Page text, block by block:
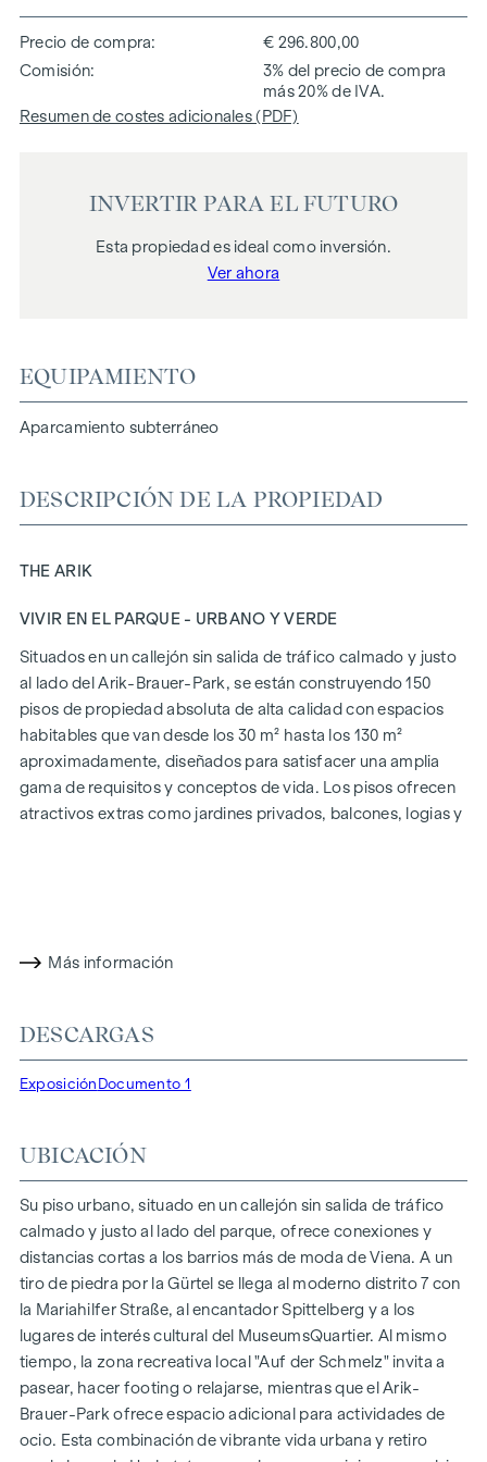
Precio de compra
€ 296.800,00
Comisión
3% del precio de compra
más 20% de IVA.
Resumen de costes adicionales (PDF)
INVERTIR PARA EL FUTURO
Esta propiedad es ideal como inversión.
Ver ahora
EQUIPAMIENTO
Aparcamiento subterráneo
DESCRIPCIÓN DE LA PROPIEDAD
THE ARIK
VIVIR EN EL PARQUE - URBANO Y VERDE
Situados en un callejón sin salida de tráfico calmado y justo
al lado del Arik-Brauer-Park, se están construyendo 150
pisos de propiedad absoluta de alta calidad con espacios
habitables que van desde los 30 m² hasta los 130 m²
aproximadamente, diseñados para satisfacer una amplia
gama de requisitos y conceptos de vida. Los pisos ofrecen
atractivos extras como jardines privados, balcones, logias y
modernos conceptos energéticos, como la energía
Más información en:WOHNEN AM PARK, 1160 Viena,
DESTACADOS
150 viviendas de pleno dominio
Superficie habitable de aprox. 30 a 130 m²
Pisos de 1 a 4 habitaciones
Jardines, balcones, logias y terrazas
Grandes alturas
Aparcamiento subterráneo | e-mobility
Tranquilo patio interior
Sistema fotovoltaico en el tejado
Sala común
LLEGAR A CASA
Más información
DESCARGAS
Exposición Documento 1
UBICACIÓN
Su piso urbano, situado en un callejón sin salida de tráfico
calmado y justo al lado del parque, ofrece conexiones y
distancias cortas a los barrios más de moda de Viena. A un
tiro de piedra por la Gürtel se llega al moderno distrito 7 con
la Mariahilfer Straße, al encantador Spittelberg y a los
lugares de interés cultural del MuseumsQuartier. Al mismo
tiempo, la zona recreativa local "Auf der Schmelz" invita a
pasear, hacer footing o relajarse, mientras que el Arik-
Brauer-Park ofrece espacio adicional para actividades de
ocio. Esta combinación de vibrante vida urbana y retiro